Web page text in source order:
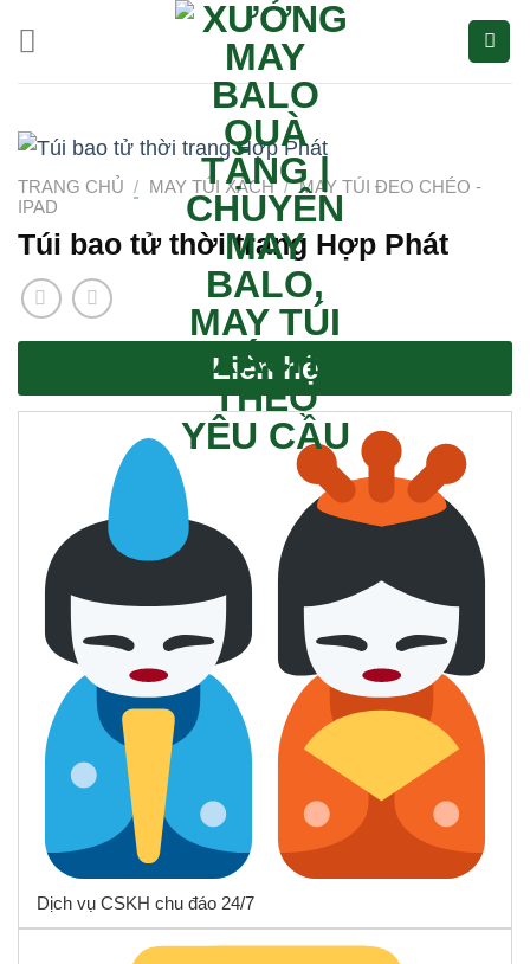
qua
nội
TRANG CHỦ / MAY TÚI XÁCH / MAY TÚI ĐEO CHÉO -
IPAD
Túi bao tử thời trang Hợp Phát
Liên hệ
Dịch vụ CSKH chu đáo 24/7